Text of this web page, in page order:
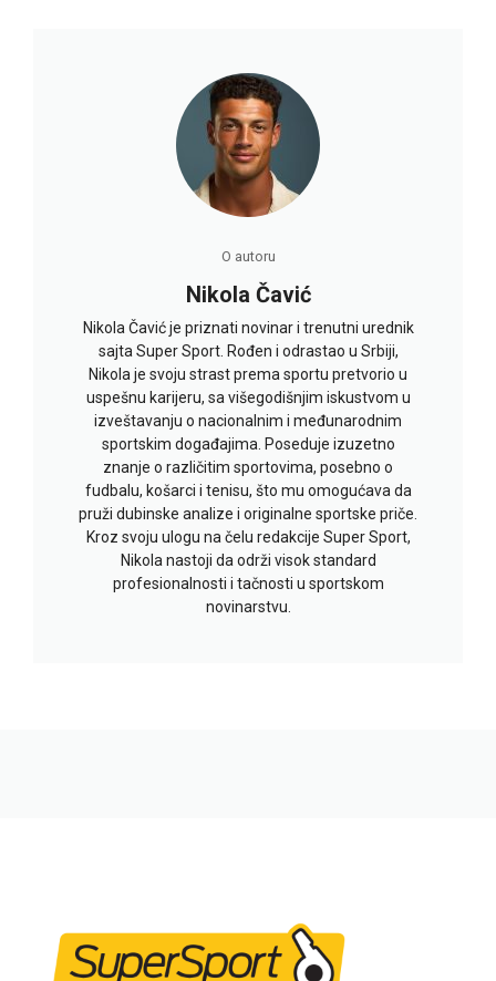
O autoru
Nikola Čavić
Nikola Čavić je priznati novinar i trenutni urednik
sajta Super Sport. Rođen i odrastao u Srbiji,
Nikola je svoju strast prema sportu pretvorio u
uspešnu karijeru, sa višegodišnjim iskustvom u
izveštavanju o nacionalnim i međunarodnim
sportskim događajima. Poseduje izuzetno
znanje o različitim sportovima, posebno o
fudbalu, košarci i tenisu, što mu omogućava da
pruži dubinske analize i originalne sportske priče.
Kroz svoju ulogu na čelu redakcije Super Sport,
Nikola nastoji da održi visok standard
profesionalnosti i tačnosti u sportskom
novinarstvu.